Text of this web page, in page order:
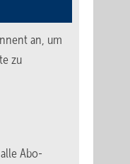
an, um
zu
Abo-